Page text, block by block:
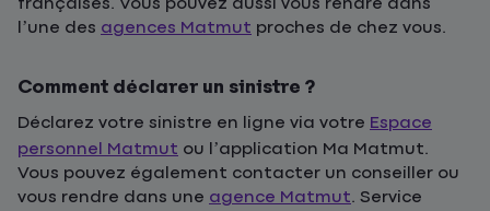
françaises. Vous pouvez aussi vous rendre dans
l’une des agences Matmut proches de chez vous.
Comment déclarer un sinistre ?
Déclarez votre sinistre en ligne via votre Espace
personnel Matmut ou l’application Ma Matmut.
Vous pouvez également contacter un conseiller ou
vous rendre dans une agence Matmut. Service